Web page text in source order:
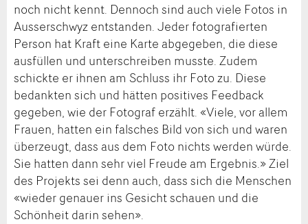
noch nicht kennt. Dennoch sind auch viele Fotos in
Ausserschwyz entstanden. Jeder fotografierten
Person hat Kraft eine Karte abgegeben, die diese
ausfüllen und unterschreiben musste. Zudem
schickte er ihnen am Schluss ihr Foto zu. Diese
bedankten sich und hätten positives Feedback
gegeben, wie der Fotograf erzählt. «Viele, vor allem
Frauen, hatten ein falsches Bild von sich und waren
überzeugt, dass aus dem Foto nichts werden würde.
Sie hatten dann sehr viel Freude am Ergebnis.» Ziel
des Projekts sei denn auch, dass sich die Menschen
«wieder genauer ins Gesicht schauen und die
Schönheit darin sehen».